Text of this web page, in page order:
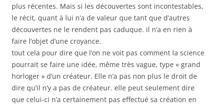
plus récentes. Mais si les découvertes sont incontestables,
le récit, quant à lui n’a de valeur que tant que d’autres
découvertes ne le rendent pas caduque. il n’a en rien à
faire l’objet d’une croyance.
tout cela pour dire que l’on ne voit pas comment la science
pourrait se faire une idée, même très vague, type « grand
horloger » d’un créateur. Elle n’a pas non plus le droit de
dire qu’il n’y a pas de créateur. elle peut seulement dire
que celui-ci n’a certainement pas effectué sa création en